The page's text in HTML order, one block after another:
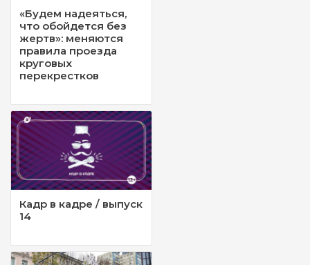
«Будем надеяться,
что обойдется без
жертв»: меняются
правила проезда
круговых
перекрестков
Кадр в кадре / выпуск
14